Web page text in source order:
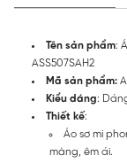
Tên sản phẩm:
ASS507SAH2
Mã sản phẩm:
Kiểu dáng:
Thiết kế:
Áo sơ mi
màng, êm ái.